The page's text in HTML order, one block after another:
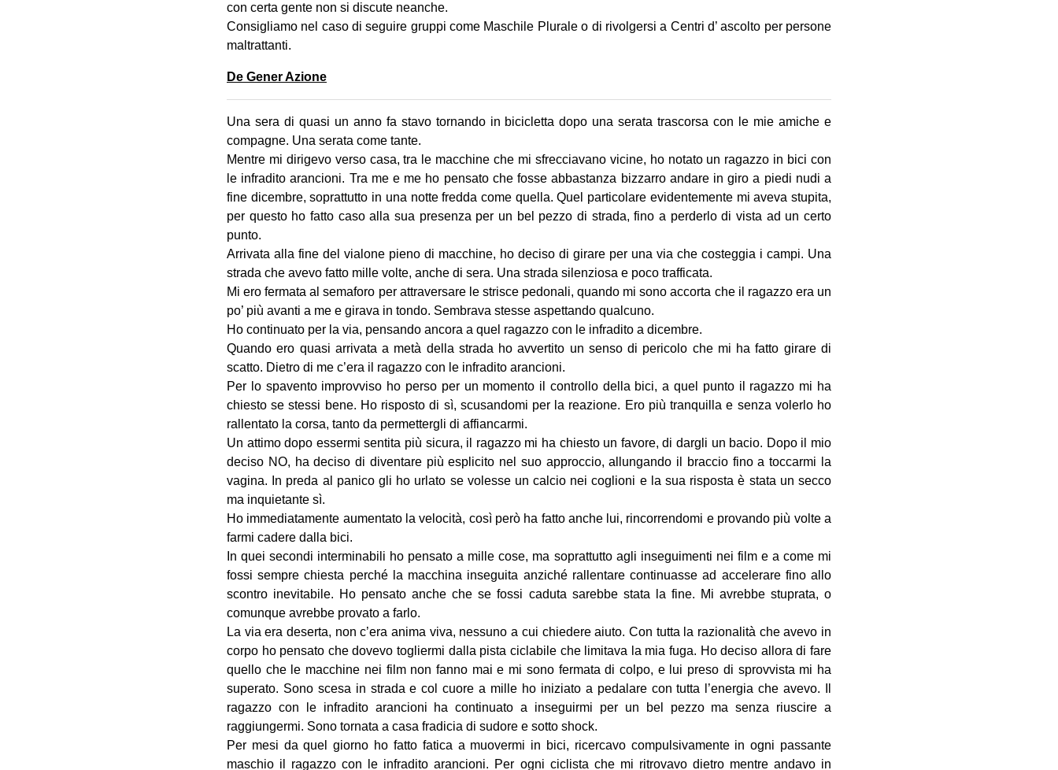
con certa gente non si discute neanche.
Consigliamo nel caso di seguire gruppi come Maschile Plurale o di rivolgersi a Centri d’ ascolto per persone
maltrattanti.
De Gener Azione
Una sera di quasi un anno fa stavo tornando in bicicletta dopo una serata trascorsa con le mie amiche e
compagne. Una serata come tante.
Mentre mi dirigevo verso casa, tra le macchine che mi sfrecciavano vicine, ho notato un ragazzo in bici con
le infradito arancioni. Tra me e me ho pensato che fosse abbastanza bizzarro andare in giro a piedi nudi a
fine dicembre, soprattutto in una notte fredda come quella. Quel particolare evidentemente mi aveva stupita,
per questo ho fatto caso alla sua presenza per un bel pezzo di strada, fino a perderlo di vista ad un certo
punto.
Arrivata alla fine del vialone pieno di macchine, ho deciso di girare per una via che costeggia i campi. Una
strada che avevo fatto mille volte, anche di sera. Una strada silenziosa e poco trafficata.
Mi ero fermata al semaforo per attraversare le strisce pedonali, quando mi sono accorta che il ragazzo era un
po’ più avanti a me e girava in tondo. Sembrava stesse aspettando qualcuno.
Ho continuato per la via, pensando ancora a quel ragazzo con le infradito a dicembre.
Quando ero quasi arrivata a metà della strada ho avvertito un senso di pericolo che mi ha fatto girare di
scatto. Dietro di me c’era il ragazzo con le infradito arancioni.
Per lo spavento improvviso ho perso per un momento il controllo della bici, a quel punto il ragazzo mi ha
chiesto se stessi bene. Ho risposto di sì, scusandomi per la reazione. Ero più tranquilla e senza volerlo ho
rallentato la corsa, tanto da permettergli di affiancarmi.
Un attimo dopo essermi sentita più sicura, il ragazzo mi ha chiesto un favore, di dargli un bacio. Dopo il mio
deciso NO, ha deciso di diventare più esplicito nel suo approccio, allungando il braccio fino a toccarmi la
vagina. In preda al panico gli ho urlato se volesse un calcio nei coglioni e la sua risposta è stata un secco
ma inquietante sì.
Ho immediatamente aumentato la velocità, così però ha fatto anche lui, rincorrendomi e provando più volte a
farmi cadere dalla bici.
In quei secondi interminabili ho pensato a mille cose, ma soprattutto agli inseguimenti nei film e a come mi
fossi sempre chiesta perché la macchina inseguita anziché rallentare continuasse ad accelerare fino allo
scontro inevitabile. Ho pensato anche che se fossi caduta sarebbe stata la fine. Mi avrebbe stuprata, o
comunque avrebbe provato a farlo.
La via era deserta, non c’era anima viva, nessuno a cui chiedere aiuto. Con tutta la razionalità che avevo in
corpo ho pensato che dovevo togliermi dalla pista ciclabile che limitava la mia fuga. Ho deciso allora di fare
quello che le macchine nei film non fanno mai e mi sono fermata di colpo, e lui preso di sprovvista mi ha
superato. Sono scesa in strada e col cuore a mille ho iniziato a pedalare con tutta l’energia che avevo. Il
ragazzo con le infradito arancioni ha continuato a inseguirmi per un bel pezzo ma senza riuscire a
raggiungermi. Sono tornata a casa fradicia di sudore e sotto shock.
Per mesi da quel giorno ho fatto fatica a muovermi in bici, ricercavo compulsivamente in ogni passante
maschio il ragazzo con le infradito arancioni. Per ogni ciclista che mi ritrovavo dietro mentre andavo in